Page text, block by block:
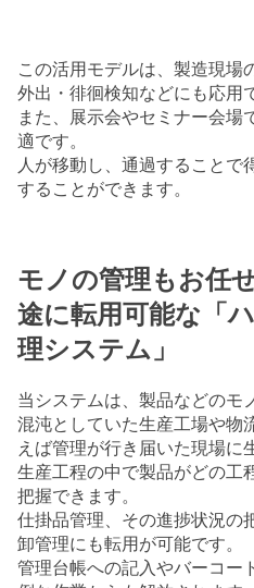
この活用モデルは、製造現場
外出・徘徊検知などにも応用
また、展示会やセミナー会場
適です。
人が移動し、通過すること
することができます。
モノの管理もお任
途に転用可能な「
理システム」
当システムは、製品などのモ
混沌としていた生産工場や物
えば管理が行き届いた現場に
生産工程の中で製品がどの工
把握できます。
仕掛品管理、その進捗状況の
卸管理にも転用が可能です。
管理台帳への記入やバーコー